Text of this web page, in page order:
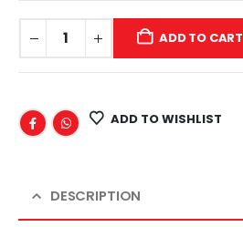
ADD TO CART
ADD TO WISHLIST
DESCRIPTION